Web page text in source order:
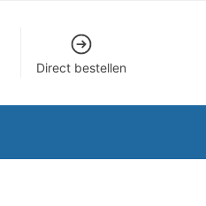
Direct bestellen